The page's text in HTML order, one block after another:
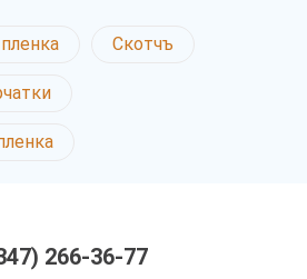
Скотчъ
266-36-77